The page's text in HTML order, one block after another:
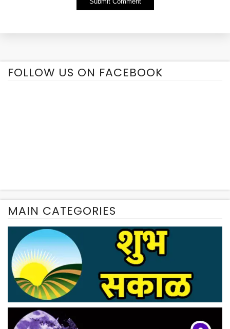
FOLLOW US ON FACEBOOK
MAIN CATEGORIES